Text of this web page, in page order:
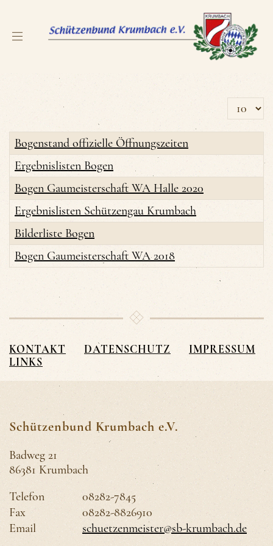
Anzeige
Bogenstand offizielle Öffnungszeiten
Ergebnislisten Bogen
Bogen Gaumeisterschaft WA Halle 2020
Ergebnislisten Schützengau Krumbach
Bilderliste Bogen
Bogen Gaumeisterschaft WA 2018
KONTAKT DATENSCHUTZ
IMPRESSUM
LINKS
Schützenbund Krumbach e.V.
Badweg 21
86381 Krumbach
Telefon
08282-7845
Fax
08282-8826910
Email
schuetzenmeister@sb-krumbach.de